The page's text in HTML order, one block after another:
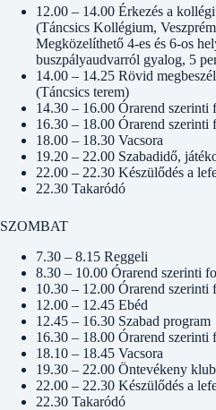
12.00 – 14.00 Érkezés a
(Táncsics Kollégium,
Megközelíthető 4-es és 6-os
buszpályaudvarról gyalog, 5
14.00 – 14.25 Rövid
(Táncsics terem)
14.30 – 16.00 Órarend szerinti
16.30 – 18.00 Órarend
18.00 – 18.30
19.20 – 22.00 Szabadidő,
22.00 – 22.30 Készülődés a
22.30 Takaródó
SZOMBAT
7.30 – 8.15 Reggeli
8.30 – 10.00 Órarend
10.30 – 12.00 Órarend
12.00 – 12.45 Ebéd
12.45 – 16.30 Szabad
16.30 – 18.00 Órarend szerinti
18.10 – 18.45 Vacsora
19.30 – 22.00 Öntevékeny
22.00 – 22.30 Készülődés a
22.30 Takaródó